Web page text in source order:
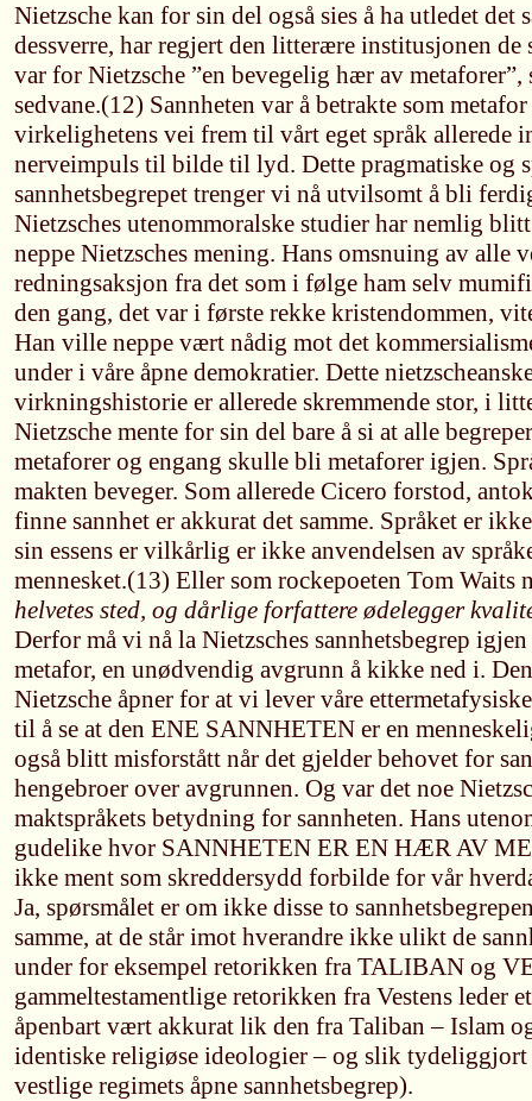
Nietzsche kan for sin del også sies å ha utledet det
dessverre, har regjert den litterære institusjonen de
var for Nietzsche ”en bevegelig hær av metaforer”,
sedvane.(12) Sannheten var å betrakte som
virkelighetens vei frem til vårt eget språk allerede
nerveimpuls til bilde til lyd. Dette pragmatiske og
sannhetsbegrepet trenger vi nå utvilsomt å bli
Nietzsches utenommoralske studier har nemlig
neppe Nietzsches mening. Hans omsnuing av alle
redningsaksjon fra det som i følge ham selv
den gang, det var i første rekke kristendommen,
Han ville neppe vært nådig mot det
under i våre åpne demokratier. Dette
virkningshistorie er allerede skremmende stor, i
Nietzsche mente for sin del bare å si at alle
metaforer og engang skulle bli metaforer igjen.
makten beveger. Som allerede Cicero forstod,
finne sannhet er akkurat det samme. Språket er
sin essens er vilkårlig er ikke anvendelsen av
mennesket.(13) Eller som rockepoeten Tom Waits
helvetes sted, og dårlige forfattere ødelegger
Derfor må vi nå la Nietzsches sannhetsbegrep
metafor, en unødvendig avgrunn å kikke ned i.
Nietzsche åpner for at vi lever våre
til å se at den ENE SANNHETEN er en
også blitt misforstått når det gjelder behovet for
hengebroer over avgrunnen. Og var det noe
maktspråkets betydning for sannheten. Hans
gudelike hvor SANNHETEN ER EN HÆR AV
ikke ment som skreddersydd forbilde for vår
Ja, spørsmålet er om ikke disse to
samme, at de står imot hverandre ikke ulikt de
under for eksempel retorikken fra TALIBAN og
gammeltestamentlige retorikken fra Vestens leder
åpenbart vært akkurat lik den fra Taliban – Islam
identiske religiøse ideologier – og slik tydeliggjort
vestlige regimets åpne sannhetsbegrep).